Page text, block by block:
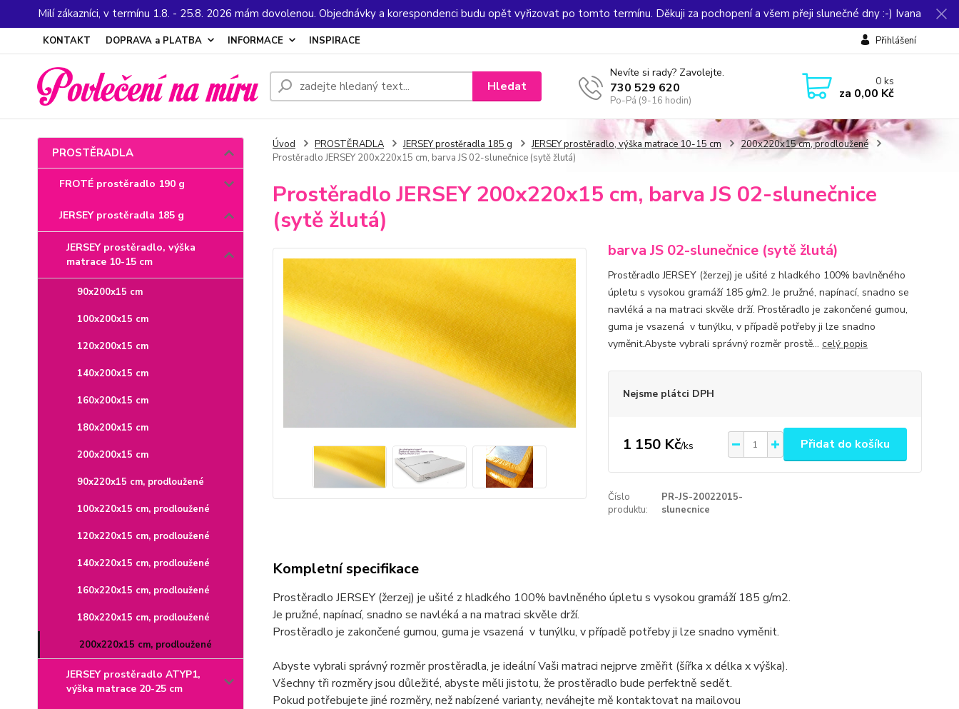
Milí zákazníci, v termínu 1.8. - 25.8. 2026 mám dovolenou. Objednávky a korespondenci budu opět vyřizovat po tomto termínu. Děkuji za pochopení a všem přeji slunečné dny :-) Ivana
KONTAKT DOPRAVA a PLATBA INFORMACE INSPIRACE Přihlášení
Hledat
Nevíte si rady? Zavolejte.
730 529 620
Po-Pá (9-16 hodin)
0ks
za 0,00 Kč
PROSTĚRADLA
FROTÉ prostěradlo 190 g
JERSEY prostěradla 185 g
JERSEY prostěradlo, výška
matrace 10-15 cm
90x200x15 cm
100x200x15 cm
120x200x15 cm
140x200x15 cm
160x200x15 cm
180x200x15 cm
200x200x15 cm
90x220x15 cm, prodloužené
100x220x15 cm, prodloužené
120x220x15 cm, prodloužené
140x220x15 cm, prodloužené
160x220x15 cm, prodloužené
180x220x15 cm, prodloužené
200x220x15 cm, prodloužené
JERSEY prostěradlo ATYP1,
výška matrace 20-25 cm
Úvod PROSTĚRADLA JERSEY prostěradla 185 g JERSEY prostěradlo, výška matrace 10-15 cm
200x220x15 cm, prodloužené
Prostěradlo JERSEY 200x220x15 cm, barva JS 02-slunečnice (sytě žlutá)
Prostěradlo JERSEY 200x220x15 cm, barva JS 02-slunečnice
(sytě žlutá)
barva JS 02-slunečnice (sytě žlutá)
Prostěradlo JERSEY (žerzej) je ušité z hladkého 100% bavlněného
úpletu s vysokou gramáží 185 g/m2. Je pružné, napínací, snadno se
navléká a na matraci skvěle drží. Prostěradlo je zakončené gumou,
guma je vsazená v tunýlku, v případě potřeby ji lze snadno
vyměnit.Abyste vybrali správný rozměr prostě... celý popis
Nejsme plátci DPH
1 150 Kč/ks Přidat do košíku
Číslo
produktu:
PR-JS-20022015-
slunecnice
Kompletní specifikace
Prostěradlo JERSEY (žerzej) je ušité z hladkého 100% bavlněného úpletu s vysokou gramáží 185 g/m2.
Je pružné, napínací, snadno se navléká a na matraci skvěle drží.
Prostěradlo je zakončené gumou, guma je vsazená v tunýlku, v případě potřeby ji lze snadno vyměnit.
Abyste vybrali správný rozměr prostěradla, je ideální Vaši matraci nejprve změřit (šířka x délka x výška).
Všechny tři rozměry jsou důležité, abyste měli jistotu, že prostěradlo bude perfektně sedět.
Pokud potřebujete jiné rozměry, než nabízené varianty, neváhejte mě kontaktovat na mailovou